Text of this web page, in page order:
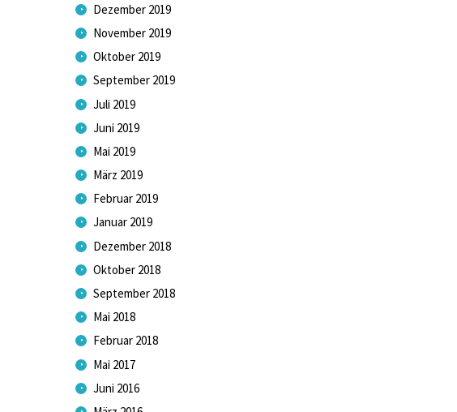
Dezember 2019
November 2019
Oktober 2019
September 2019
Juli 2019
Juni 2019
Mai 2019
März 2019
Februar 2019
Januar 2019
Dezember 2018
Oktober 2018
September 2018
Mai 2018
Februar 2018
Mai 2017
Juni 2016